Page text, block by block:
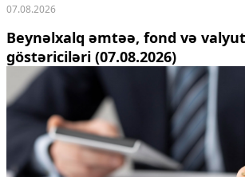
07.08.2026
Beynəlxalq əmtəə, fond və
göstəriciləri (07.08.2026)